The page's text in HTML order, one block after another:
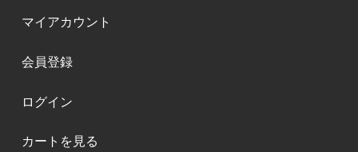
マイアカウント
会員登録
ログイン
カートを見る